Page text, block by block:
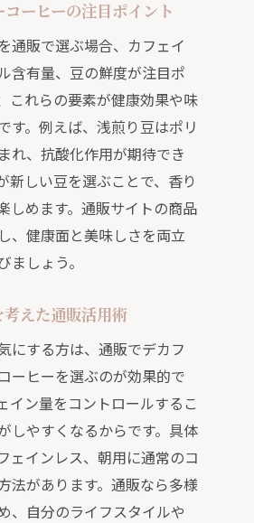
ーヒーの注目ポイント
通販で選ぶ場合、カフェイ
含有量、豆の鮮度が注目ポ
これらの要素が健康効果や味
す。例えば、浅煎り豆はポリ
れ、抗酸化作用が期待でき
新しい豆を選ぶことで、香り
しめます。通販サイトの商品
、健康面と美味しさを両立
ましょう。
えた通販活用術
にする方は、通販でデカフ
ーヒーを選ぶのが効果的で
イン量をコントロールするこ
しやすくなるからです。具体
ェインレス、朝用に通常のコ
法があります。通販なら多様
、自分のライフスタイルや